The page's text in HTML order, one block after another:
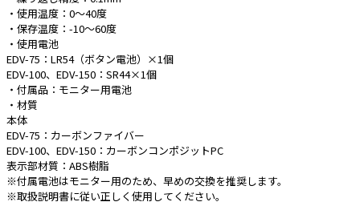
・使用温度：0～40度
・保存温度：-10～60度
・使用電池
EDV-75：LR54（ボタン電池）×1個
EDV-100、EDV-150：SR44×1個
・付属品：モニター用電池
・材質
本体
EDV-75：カーボンファイバー
EDV-100、EDV-150：カーボンコンポジットPC
表示部材質：ABS樹脂
※付属電池はモニター用のため、早めの交換を推奨します。
※取扱説明書に従い正しく使用してください。